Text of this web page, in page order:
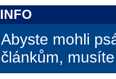
INFO
Abyste mohli
článkům,